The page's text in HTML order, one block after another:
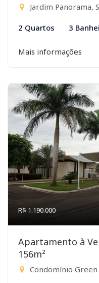
Jardim Panorama,
2 Quartos 3
Mais informações
R$ 1.190.000
Apartamento à
156m²
Condomínio Green